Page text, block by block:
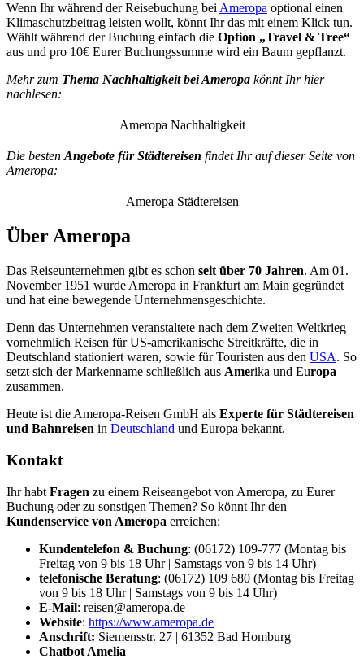
Wenn Ihr während der Reisebuchung bei Ameropa optional einen
Klimaschutzbeitrag leisten wollt, könnt Ihr das mit einem Klick tun.
Wählt während der Buchung einfach die Option „Travel & Tree“
aus und pro 10€ Eurer Buchungssumme wird ein Baum gepflanzt.
Mehr zum Thema Nachhaltigkeit bei Ameropa könnt Ihr hier
nachlesen:
Ameropa Nachhaltigkeit
Die besten Angebote für Städtereisen findet Ihr auf dieser Seite von
Ameropa:
Ameropa Städtereisen
Über Ameropa
Das Reiseunternehmen gibt es schon seit über 70 Jahren. Am 01.
November 1951 wurde Ameropa in Frankfurt am Main gegründet
und hat eine bewegende Unternehmensgeschichte.
Denn das Unternehmen veranstaltete nach dem Zweiten Weltkrieg
vornehmlich Reisen für US-amerikanische Streitkräfte, die in
Deutschland stationiert waren, sowie für Touristen aus den USA. So
setzt sich der Markenname schließlich aus Amerika und Europa
zusammen.
Heute ist die Ameropa-Reisen GmbH als Experte für Städtereisen
und Bahnreisen in Deutschland und Europa bekannt.
Kontakt
Ihr habt Fragen zu einem Reiseangebot von Ameropa, zu Eurer
Buchung oder zu sonstigen Themen? So könnt Ihr den
Kundenservice von Ameropa erreichen:
Kundentelefon & Buchung: (06172) 109-777 (Montag bis
Freitag von 9 bis 18 Uhr | Samstags von 9 bis 14 Uhr)
telefonische Beratung: (06172) 109 680 (Montag bis Freitag
von 9 bis 18 Uhr | Samstags von 9 bis 14 Uhr)
E-Mail: reisen@ameropa.de
Website: https://www.ameropa.de
Anschrift: Siemensstr. 27 | 61352 Bad Homburg
Chatbot Amelia